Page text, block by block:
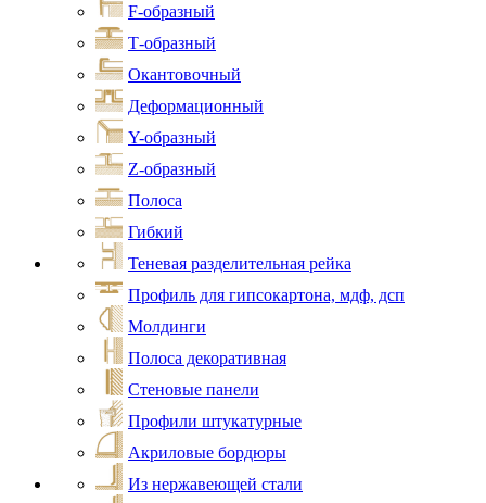
F-образный
Т-образный
Окантовочный
Деформационный
Y-образный
Z-образный
Полоса
Гибкий
Теневая разделительная рейка
Профиль для гипсокартона, мдф, дсп
Молдинги
Полоса декоративная
Стеновые панели
Профили штукатурные
Акриловые бордюры
Из нержавеющей стали